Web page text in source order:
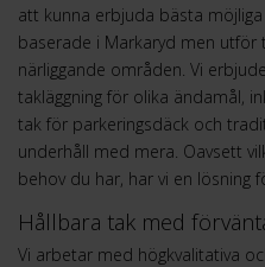
att kunna erbjuda bästa
baserade i Markaryd men
närliggande områden. Vi
takläggning för olika ändamål,
tak för parkeringsdäck och
underhåll med mera. Oavsett
behov du har, har vi en lösning
Hållbara tak med
Vi arbetar med högkvalitativa